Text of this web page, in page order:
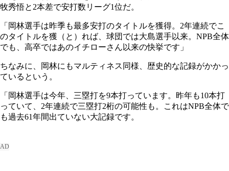
牧秀悟と2本差で安打数リーグ1位だ。
「岡林選手は昨季も最多安打のタイトルを獲得。2年連続でこ
のタイトルを獲（と）れば、球団では大島選手以来。NPB全体
でも、高卒ではあのイチローさん以来の快挙です」
ちなみに、岡林にもマルティネス同様、歴史的な記録がかかっ
ているという。
「岡林選手は今年、三塁打を9本打っています。昨年も10本打
っていて、2年連続で三塁打2桁の可能性も。これはNPB全体で
も過去61年間出ていない大記録です。